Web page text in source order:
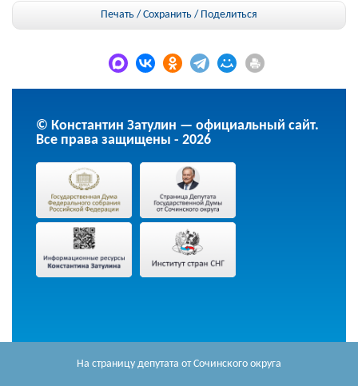
На страницу депутата от Сочинского округа
Печать / Сохранить / Поделиться
© Константин Затулин — официальный сайт.
Все права защищены - 2026